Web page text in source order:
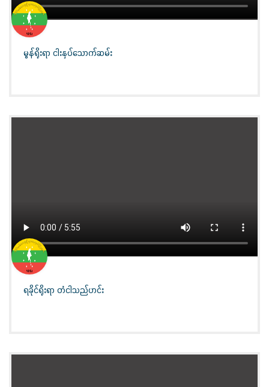
မွန်ရိုးရာ ငါးနှပ်သောက်ဆမ်း
ရခိုင်ရိုးရာ တံငါသည်ဟင်း